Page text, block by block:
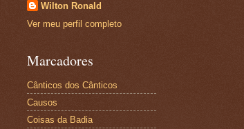
Wilton Ronald
Ver meu perfil completo
Marcadores
Cânticos dos Cânticos
Causos
Coisas da Badia